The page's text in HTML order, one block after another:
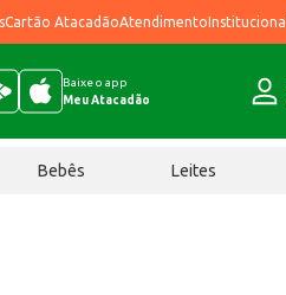
Cartão AtacadãoAtendimentoInstitucional
Baixe o app
Meu Atacadão
Bebês Leites